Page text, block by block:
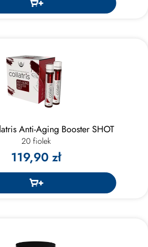
Anti-Aging Booster SHOT
20 fiolek
119,90 zł